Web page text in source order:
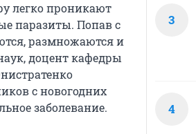
легко проникают
паразиты. Попав с
размножаются и
доцент кафедры
с новогодних
заболевание.
3
4